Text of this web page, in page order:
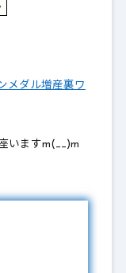
メダル増産裏ワ
いますm(__)m